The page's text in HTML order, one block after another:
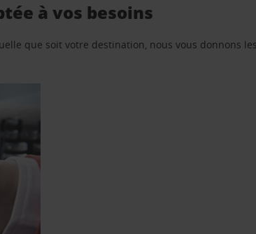
à vos besoins
que soit votre destination, nous vous donnons